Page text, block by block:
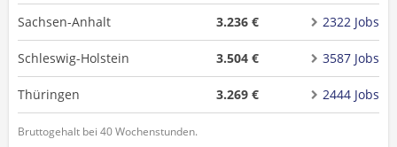
Sachsen-Anhalt 3.236 € 2322 Jobs
Schleswig-Holstein 3.504 € 3587 Jobs
Thüringen 3.269 € 2444 Jobs
Bruttogehalt bei 40 Wochenstunden.